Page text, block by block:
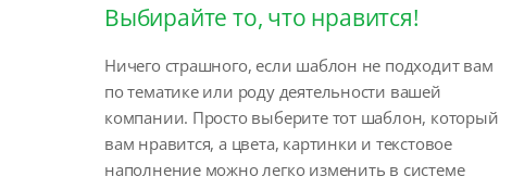
Выбирайте то, что нравится!
Ничего страшного, если шаблон не подходит вам
по тематике или роду деятельности вашей
компании. Просто выберите тот шаблон, который
вам нравится, а цвета, картинки и текстовое
наполнение можно легко изменить в системе